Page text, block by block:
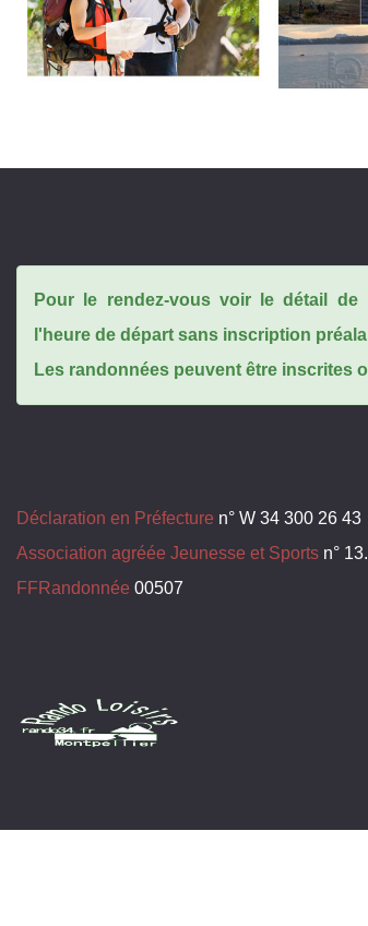
Pour le rendez-vous voir le détail
l'heure de départ sans inscription
Les randonnées peuvent être inscrites
Déclaration en Préfecture n° W 34 300 26 43
Association agréée Jeunesse et Sports n°
FFRandonnée 00507